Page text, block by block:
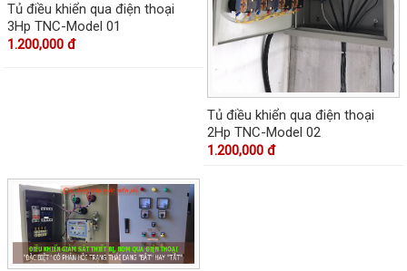
Tủ điều khiển qua điện thoại
3Hp TNC-Model 01
1.200,000 đ
Tủ điều khiển qua điện thoại
2Hp TNC-Model 02
1.200,000 đ